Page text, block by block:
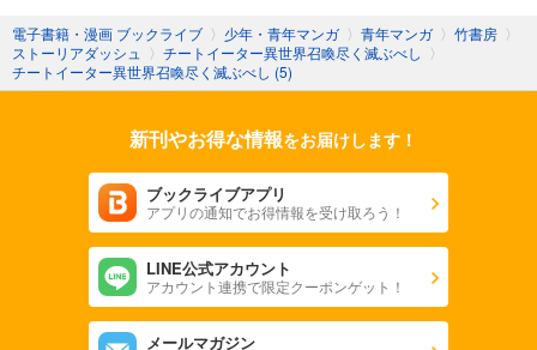
電子書籍・漫画 ブックライブ 〉 少年・青年マンガ 〉 青年マンガ 〉 竹書房 〉
ストーリアダッシュ
〉 チートイーター異世界召喚尽く滅ぶべし 〉
チートイーター異世界召喚尽く滅ぶべし (5)
新刊やお得な情報をお届けします！
ブックライブアプリ
アプリの通知でお得情報を受け取ろう！
LINE公式アカウント
アカウント連携で限定クーポンゲット！
メールマガジン